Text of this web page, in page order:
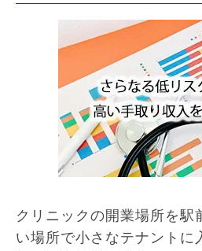
クリニックの開業場所を駅
い場所で小さなテナントに